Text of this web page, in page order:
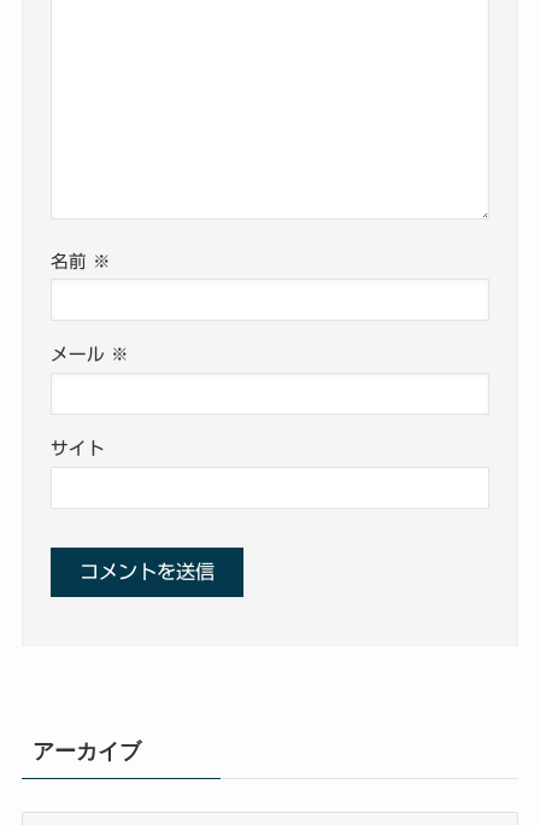
名前 ※
メール ※
サイト
アーカイブ